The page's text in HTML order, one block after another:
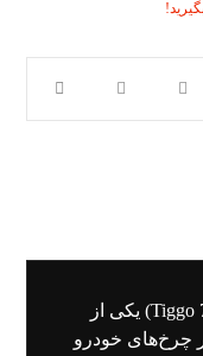
قاب وسط رینگ تیگو ۷ برقی (Tiggo 7 EV) یکی از
چرخ‌های خودرو